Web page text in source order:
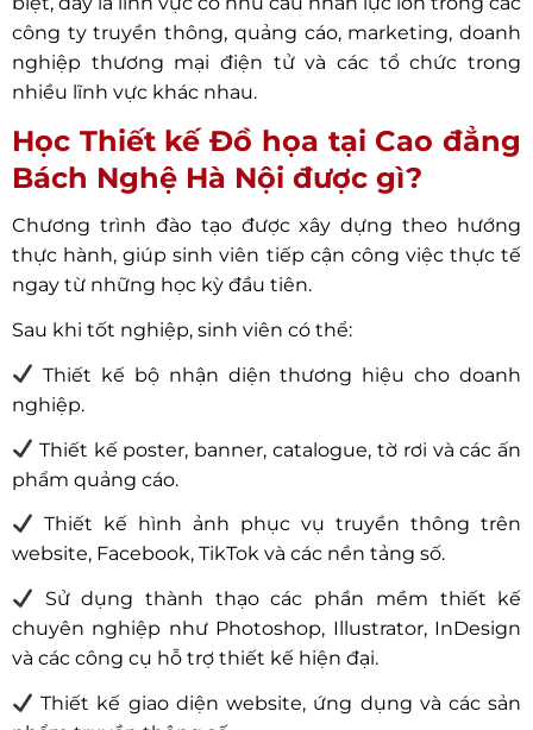
công ty truyền thông, quảng cáo, marketing, doanh
nghiệp thương mại điện tử và các tổ chức trong
nhiều lĩnh vực khác nhau.
Học Thiết kế Đồ họa tại Cao đẳng
Bách Nghệ Hà Nội được gì?
Chương trình đào tạo được xây dựng theo hướng
thực hành, giúp sinh viên tiếp cận công việc thực tế
ngay từ những học kỳ đầu tiên.
Sau khi tốt nghiệp, sinh viên có thể:
Thiết kế bộ nhận diện thương hiệu cho doanh
nghiệp.
Thiết kế poster, banner, catalogue, tờ rơi và các ấn
phẩm quảng cáo.
Thiết kế hình ảnh phục vụ truyền thông trên
website, Facebook, TikTok và các nền tảng số.
Sử dụng thành thạo các phần mềm thiết kế
chuyên nghiệp như Photoshop, Illustrator, InDesign
và các công cụ hỗ trợ thiết kế hiện đại.
Thiết kế giao diện website, ứng dụng và các sản